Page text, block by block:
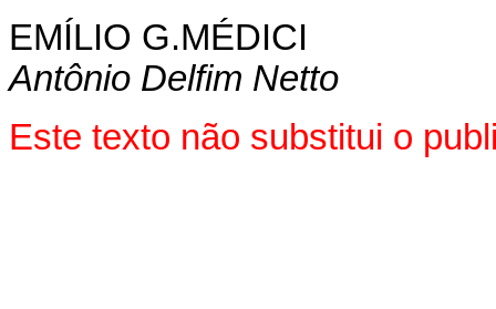
EMÍLIO G.MÉDICI
Antônio Delfim Netto
Este texto não substitui o